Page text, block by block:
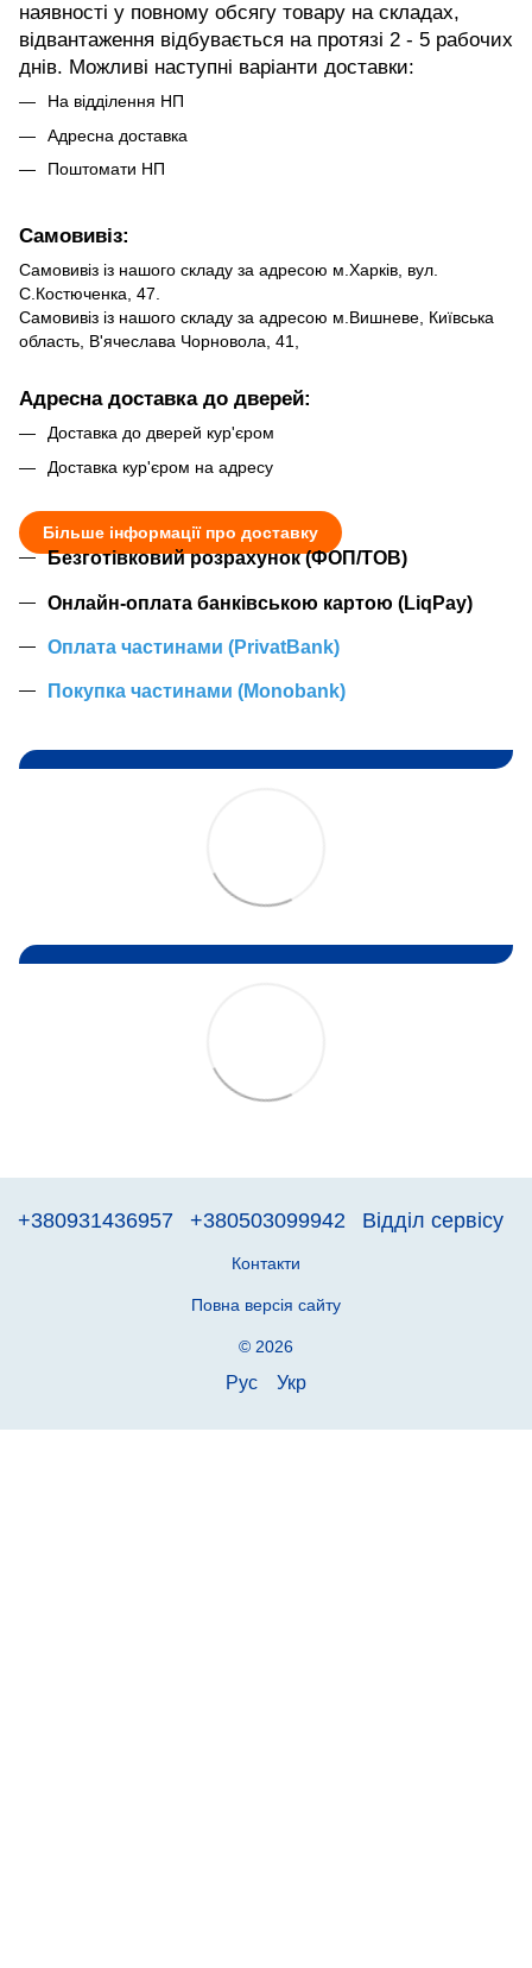
наявності у повному обсягу товару на складах,
відвантаження відбувається на протязі 2 - 5 рабочих
днів. Можливі наступні варіанти доставки:
На відділення НП
Адресна доставка
Поштомати НП
Самовивіз:
Самовивіз із нашого складу за адресою м.Харків, вул.
С.Костюченка, 47.
Самовивіз із нашого складу за адресою м.Вишневе, Київська
область, В'ячеслава Чорновола, 41,
Адресна доставка до дверей:
Доставка до дверей кур'єром
Доставка кур'єром на адресу
Більше інформації про доставку
Безготівковий розрахунок (ФОП/ТОВ)
Онлайн-оплата банківською картою (LiqPay)
Оплата частинами (PrivatBank)
Покупка частинами (Monobank)
+380931436957 +380503099942 Відділ сервісу
Контакти
Повна версія сайту
© 2026
Рус Укр